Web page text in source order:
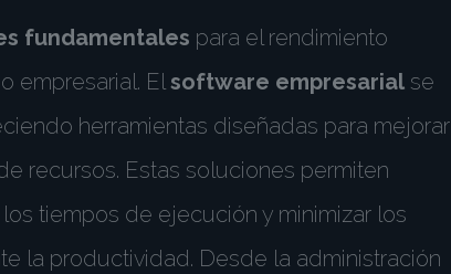
fundamentales para el rendimiento
empresarial. Elsoftware empresarial se
herramientas diseñadas para mejorar
recursos. Estas soluciones permiten
tiempos de ejecución y minimizar los
la productividad. Desde la administración